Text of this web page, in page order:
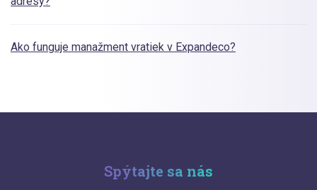
Ako funguje manažment vratiek v Expandeco?
Spýtajte sa nás